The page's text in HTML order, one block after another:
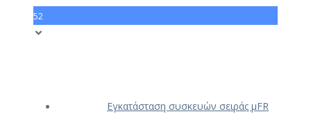
52
Εγκατάσταση συσκευών σειράς μFR